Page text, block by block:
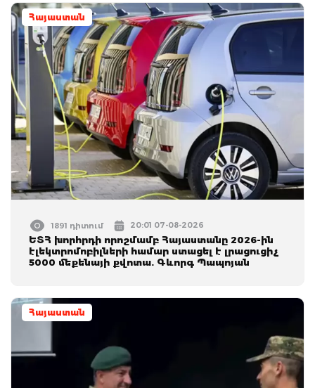
Հայաստան
1891 դիտում 20:01 07-08-2026
ԵՏՀ խորհրդի որոշմամբ Հայաստանը 2026-ին
էլեկտրոմոբիլների համար ստացել է լրացուցիչ
5000 մեքենայի քվոտա. Գևորգ Պապոյան
Հայաստան